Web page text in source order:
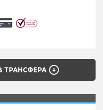
ТРАНСФЕРА arrow_circle_down